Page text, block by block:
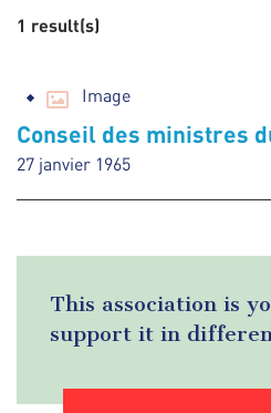
1 result(s)
Image
Conseil des ministres
27 janvier 1965
This association is
support it in